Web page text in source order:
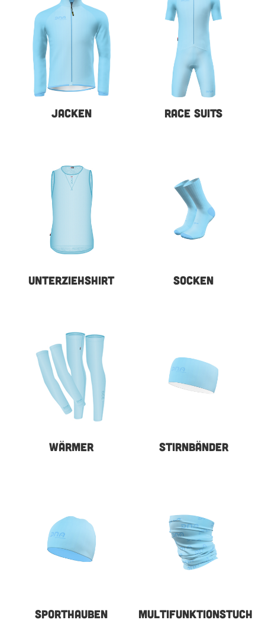
JACKEN RACE SUITS
UNTERZIEHSHIRT SOCKEN
WÄRMER STIRNBÄNDER
SPORTHAUBEN MULTIFUNKTIONSTUCH